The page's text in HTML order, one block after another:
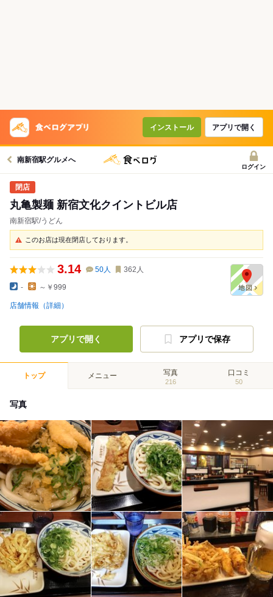
インストール アプリで開く
南新宿駅グルメへ
ログイン
丸亀製麺 新宿文化クイントビル店
南新宿駅/うどん
このお店は現在閉店しております。
3.14 50人 362 人
- ～￥999
店舗情報（詳細）
アプリで開く アプリで保存
トップ メニュー 写真
216
口コミ
50
写真